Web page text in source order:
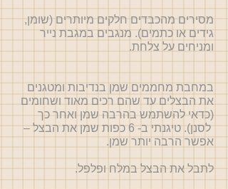
מסירים מהכבדים חלקים מיותרים (שומן,
גידים או כתמים). מנגבים במגבת נייר
ומניחים על צלחת.
במחבת מחממים שמן בנדיבות ומטגנים
את הבצלים עד שהם רכים מאוד ושחומים
(כדאי להשתמש בהרבה שמן ואחר כך
לסנן). טיגנתי ב- 6 כפות שמן את הבצל –
אפשר הרבה יותר שמן.
לתבל את הבצל במלח ופלפל.